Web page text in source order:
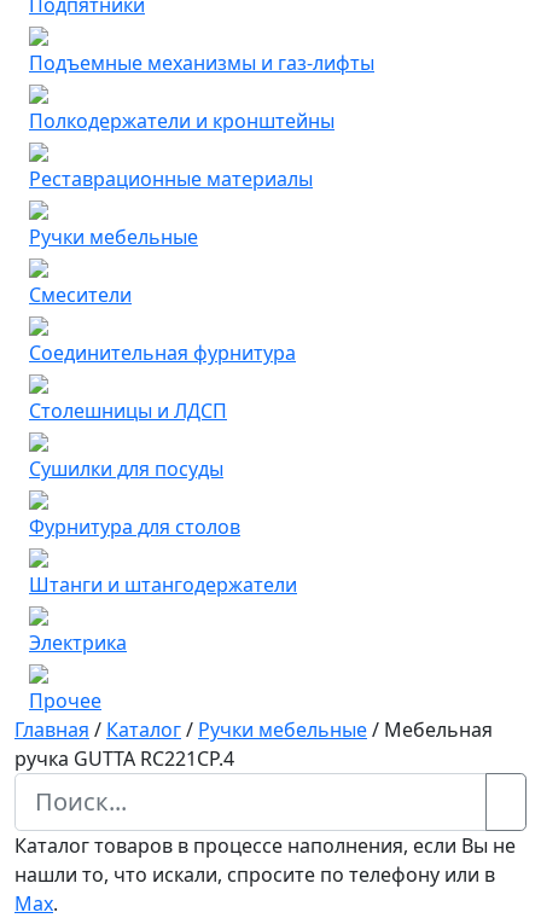
Подъемные механизмы и газ-лифты
Полкодержатели и кронштейны
Реставрационные материалы
Ручки мебельные
Смесители
Соединительная фурнитура
Столешницы и ЛДСП
Сушилки для посуды
Фурнитура для столов
Штанги и штангодержатели
Электрика
Прочее
Главная / Каталог/ Ручки мебельные/ Мебельная
ручка GUTTA RC221CP.4
Каталог товаров в процессе наполнения, если Вы не
нашли то, что искали, спросите по телефону или в
Мах.